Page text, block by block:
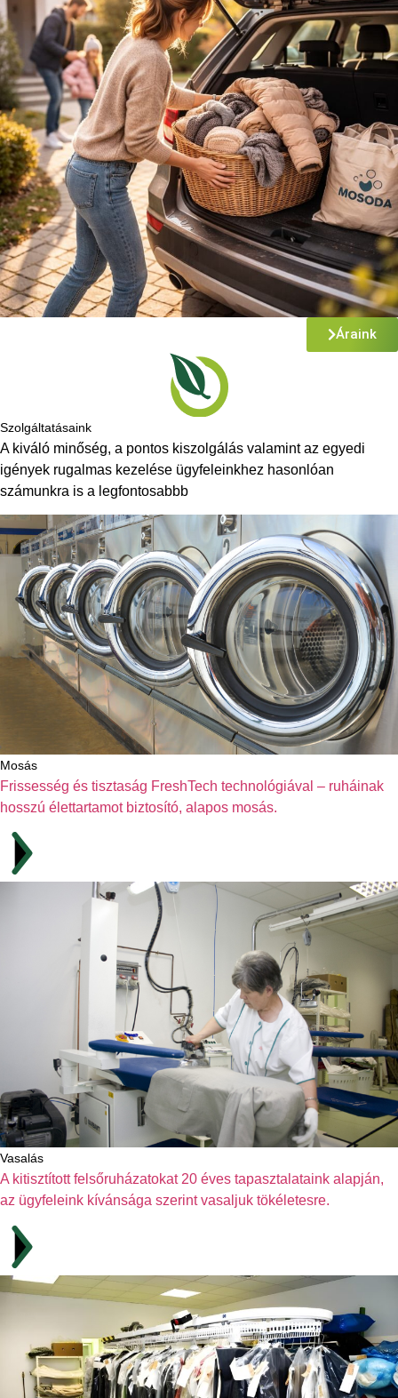
Áraink
Szolgáltatásaink
A kiváló minőség, a pontos kiszolgálás valamint az egyedi
igények rugalmas kezelése ügyfeleinkhez hasonlóan
számunkra is a legfontosabbb
Mosás
Frissesség és tisztaság FreshTech technológiával – ruháinak
hosszú élettartamot biztosító, alapos mosás.
Vasalás
A kitisztított felsőruházatokat 20 éves tapasztalataink alapján,
az ügyfeleink kívánsága szerint vasaljuk tökéletesre.